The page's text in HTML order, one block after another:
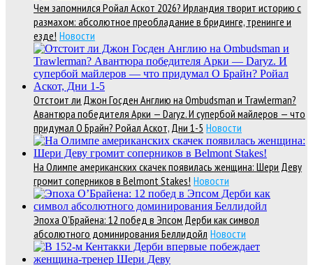
Чем запомнился Ройал Аскот 2026? Ирландия творит историю с
размахом: абсолютное преобладание в бридинге, тренинге и
езде! Новости
Отстоит ли Джон Госден Англию на Ombudsman и Trawlerman?
Авантюра победителя Арки — Daryz. И супербой майлеров — что
придумал О Брайн? Ройал Аскот, Дни 1-5 Новости
На Олимпе американских скачек появилась женщина: Шери Деву
громит соперников в Belmont Stakes! Новости
Эпоха О’Брайена: 12 побед в Эпсом Дерби как символ
абсолютного доминирования Беллидойл Новости